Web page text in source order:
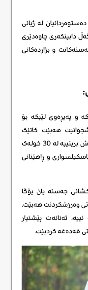
لە ژیانی
دابینکەری چاوەدێری
و بژاردەکانی
و پەیڕەوی لێبکە بۆ
هەبێت کاتێک
دووگیان دەبیت. بەرنامەیەکی وەرزشی باش بریتییە لە 30 خولەک
و ڕاهێنانی
جەستە یان یۆگا
وەرزشکردنت هەبێت.
تەنانەت پێشنیار
قەدەغە کردبێت.